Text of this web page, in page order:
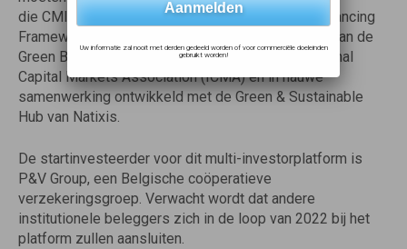
die CMIS
Group heeft vastgelegd in zijn Green Financing
Framework. Dat is afgestemd op de 2021-versie van de
Green Bond Principles, beheerd door de International
Capital Markets Association (ICMA) en in nauwe
samenwerking ontwikkeld met de Green & Sustainable
Hub van Natixis.
De startinvesteerder voor dit multi-investorplatform is
P&V Group, een Belgische coöperatieve
verzekeringsgroep. Verwacht wordt dat andere
institutionele beleggers zich in de loop van 2022 bij het
platform zullen aansluiten.
Uw informatie zal nooit met derden gedeeld worden of voor commerciële doeleinden
gebruikt worden!